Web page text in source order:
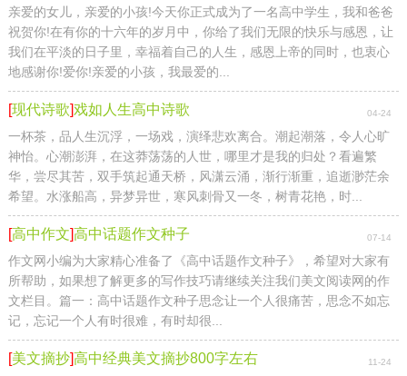
亲爱的女儿，亲爱的小孩!今天你正式成为了一名高中学生，我和爸爸
祝贺你!在有你的十六年的岁月中，你给了我们无限的快乐与感恩，让
我们在平淡的日子里，幸福着自己的人生，感恩上帝的同时，也衷心
地感谢你!爱你!亲爱的小孩，我最爱的...
[现代诗歌]戏如人生高中诗歌 04-24
一杯茶，品人生沉浮，一场戏，演绎悲欢离合。潮起潮落，令人心旷
神怡。心潮澎湃，在这莽荡荡的人世，哪里才是我的归处？看遍繁
华，尝尽其苦，双手筑起通天桥，风潇云涌，渐行渐重，追逝渺茫余
希望。水涨船高，异梦异世，寒风刺骨又一冬，树青花艳，时...
[高中作文]高中话题作文种子 07-14
作文网小编为大家精心准备了《高中话题作文种子》，希望对大家有
所帮助，如果想了解更多的写作技巧请继续关注我们美文阅读网的作
文栏目。篇一：高中话题作文种子思念让一个人很痛苦，思念不如忘
记，忘记一个人有时很难，有时却很...
[美文摘抄]高中经典美文摘抄800字左右 11-24